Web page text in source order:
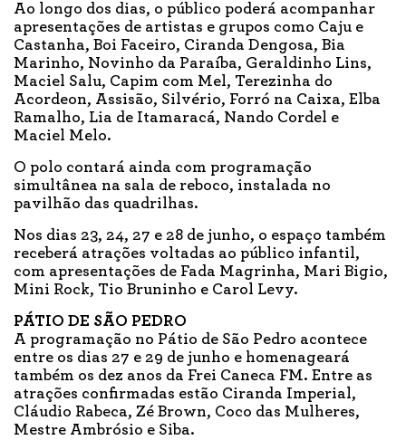
Ao longo dos dias, o público poderá acompanhar
apresentações de artistas e grupos como Caju e
Castanha, Boi Faceiro, Ciranda Dengosa, Bia
Marinho, Novinho da Paraíba, Geraldinho Lins,
Maciel Salu, Capim com Mel, Terezinha do
Acordeon, Assisão, Silvério, Forró na Caixa, Elba
Ramalho, Lia de Itamaracá, Nando Cordel e
Maciel Melo.
O polo contará ainda com programação
simultânea na sala de reboco, instalada no
pavilhão das quadrilhas.
Nos dias 23, 24, 27 e 28 de junho, o espaço também
receberá atrações voltadas ao público infantil,
com apresentações de Fada Magrinha, Mari Bigio,
Mini Rock, Tio Bruninho e Carol Levy.
PÁTIO DE SÃO PEDRO
A programação no Pátio de São Pedro acontece
entre os dias 27 e 29 de junho e homenageará
também os dez anos da Frei Caneca FM. Entre as
atrações confirmadas estão Ciranda Imperial,
Cláudio Rabeca, Zé Brown, Coco das Mulheres,
Mestre Ambrósio e Siba.